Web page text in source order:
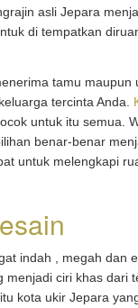
asli Jepara
di tempatkan
tamu maupun
tercinta Anda.
untuk itu semua.
benar-benar
untuk melengkapi
indah , megah dan
menjadi ciri khas dari
kota ukir Jepara